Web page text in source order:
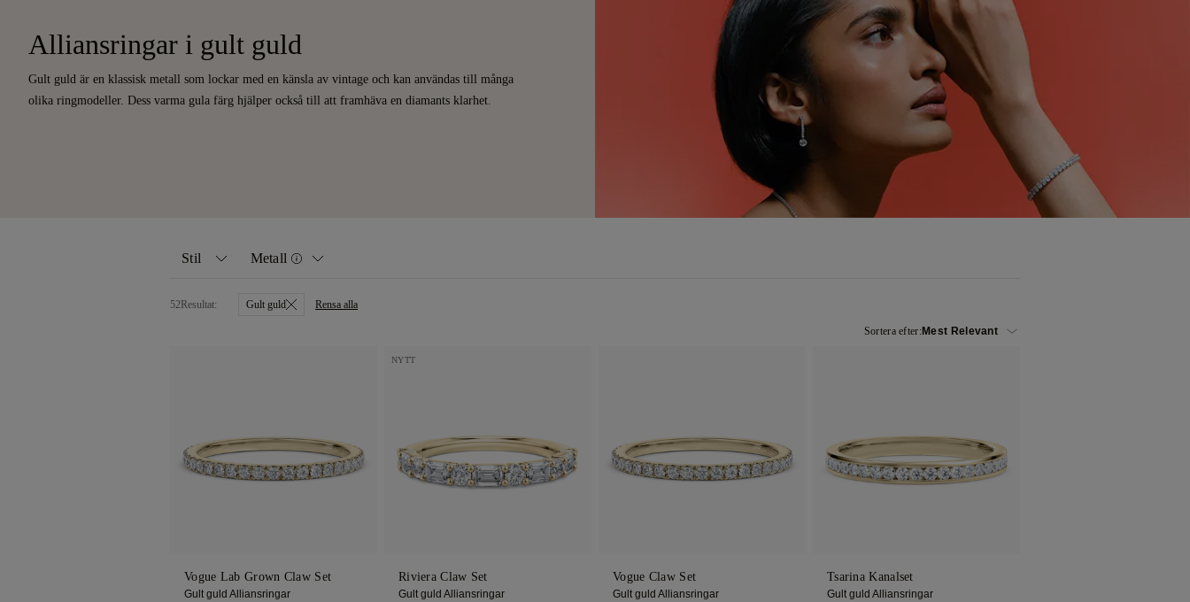
Alliansringar i gult guld
Gult guld är en klassisk metall som lockar med en känsla av vintage och kan användas till många
olika ringmodeller. Dess varma gula färg hjälper också till att framhäva en diamants klarhet.
Stil
Alla
Metall
Gult guld
52 Resultat: Gult guld Rensa alla
Sortera efter:
Vogue Lab Grown Claw Set
Gult guld Alliansringar
NYTT
Riviera Claw Set
Gult guld Alliansringar
Vogue Claw Set
Gult guld Alliansringar
Tsarina Kanalset
Gult guld Alliansringar